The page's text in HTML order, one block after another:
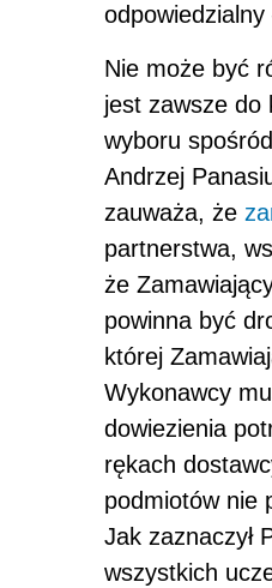
odpowiedzialny
Nie może być
jest zawsze do
wyboru
Andrzej
zauważa, że
partnerstwa,
że
powinna być
której
Wykonawcy
dowiezienia
rękach
podmiotów nie
Jak zaznaczył
wszystkich